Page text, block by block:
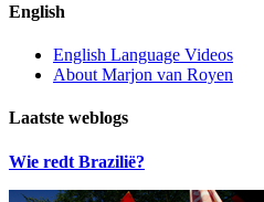
English
English Language Videos
About Marjon van Royen
Laatste weblogs
Wie redt Brazilië?